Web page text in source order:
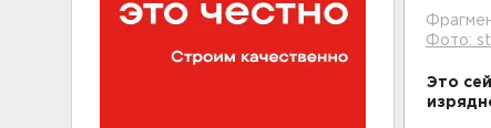
Фото:
Это